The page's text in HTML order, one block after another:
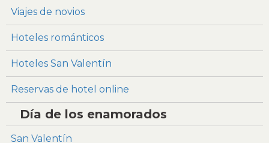
Viajes de novios
Hoteles románticos
Hoteles San Valentín
Reservas de hotel online
Día de los enamorados
San Valentín